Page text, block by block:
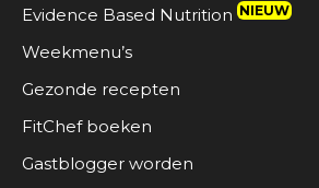
Evidence Based Nutrition NIEUW
Weekmenu’s
Gezonde recepten
FitChef boeken
Gastblogger worden